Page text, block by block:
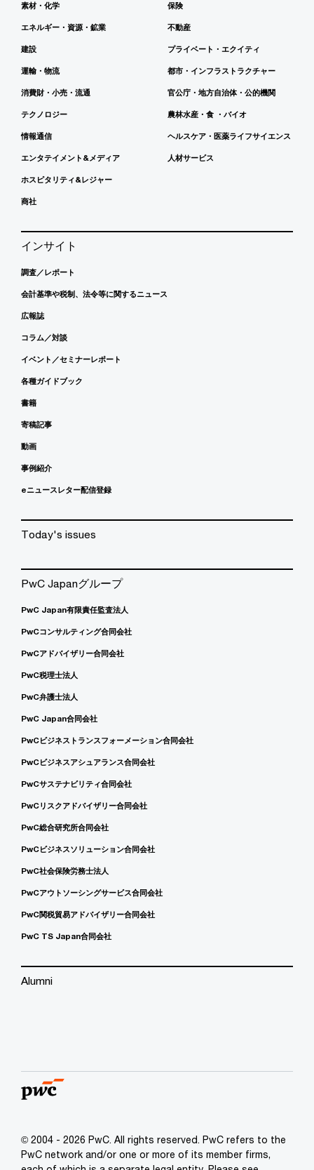
素材・化学
エネルギー・資源・鉱業
建設
運輸・物流
消費財・小売・流通
テクノロジー
情報通信
エンタテイメント&メディア
ホスピタリティ&レジャー
商社
保険
不動産
プライベート・エクイティ
都市・インフラストラクチャー
官公庁・地方自治体・公的機関
農林水産・食 ・バイオ
ヘルスケア・医薬ライフサイエンス
人材サービス
インサイト
調査／レポート
会計基準や税制、法令等に関するニュース
広報誌
コラム／対談
イベント／セミナーレポート
各種ガイドブック
書籍
寄稿記事
動画
事例紹介
eニュースレター配信登録
Today's issues
PwC Japanグループ
PwC Japan有限責任監査法人
PwCコンサルティング合同会社
PwCアドバイザリー合同会社
PwC税理士法人
PwC弁護士法人
PwC Japan合同会社
PwCビジネストランスフォーメーション合同会社
PwCビジネスアシュアランス合同会社
PwCサステナビリティ合同会社
PwCリスクアドバイザリー合同会社
PwC総合研究所合同会社
PwCビジネスソリューション合同会社
PwC社会保険労務士法人
PwCアウトソーシングサービス合同会社
PwC関税貿易アドバイザリー合同会社
PwC TS Japan合同会社
Alumni
© 2004 - 2026 PwC. All rights reserved. PwC refers to the
PwC network and/or one or more of its member firms,